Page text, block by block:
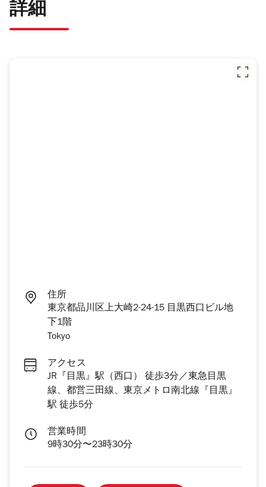
詳細
住所
東京都品川区上大崎2-24-15 目黒西口ビル地
下1階
Tokyo
アクセス
JR『目黒』駅（西口） 徒歩3分／東急目黒
線、都営三田線、東京メトロ南北線『目黒』
駅 徒歩5分
営業時間
9時30分〜23時30分